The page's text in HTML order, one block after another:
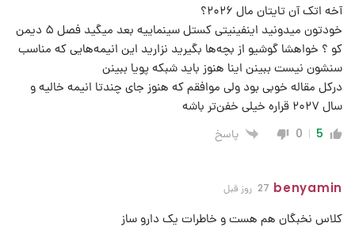
آخه اتک آن تایتان مال ۲۰۲۶؟
خودتون میدونید اینفینیتی کستل سینماییه بعد میگید فصل ۵ دیمن
کو ؟ خواهشا گوشیو از بچه‌ها بگیرید نزارید این انیمه‌هایی که مناسب
سنشون نیست ببینن اینا هنوز باید شبکه پویا ببینن
درکل مقاله خوبی بود ولی موافقم که هنوز جای چندتا انیمه خالیه و
سال ۲۰۲۷ قراره خیلی خفن‌تر باشه
5
0 پاسخ
benyamin 27 روز قبل
کلاس نخبگان هم هست و خاطرات یک دارو ساز